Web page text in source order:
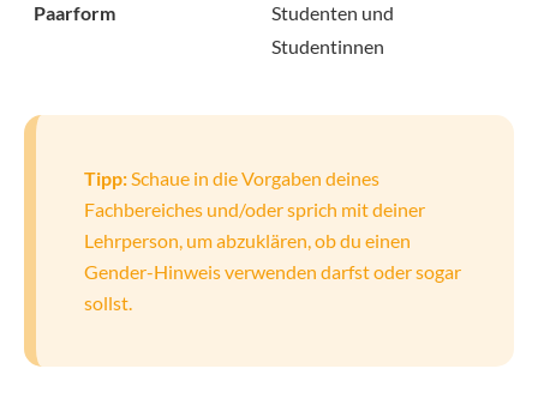
Paarform
Studenten und
Studentinnen
Tipp:Schaue in die Vorgaben deines
Fachbereiches und/oder sprich mit deiner
Lehrperson, um abzuklären, ob du einen
Gender-Hinweis verwenden darfst oder sogar
sollst.